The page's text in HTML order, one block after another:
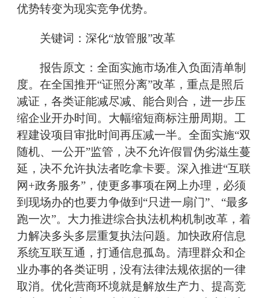
优势转变为现实竞争优势。
关键词：深化“放管服”改革
报告原文：全面实施市场准入负面清单制
度。在全国推开“证照分离”改革，重点是照后
减证，各类证能减尽减、能合则合，进一步压
缩企业开办时间。大幅缩短商标注册周期。工
程建设项目审批时间再压减一半。全面实施“双
随机、一公开”监管，决不允许假冒伪劣滋生蔓
延，决不允许执法者吃拿卡要。深入推进“互联
网+政务服务”，使更多事项在网上办理，必须
到现场办的也要力争做到“只进一扇门”、“最多
跑一次”。大力推进综合执法机构机制改革，着
力解决多头多层重复执法问题。加快政府信息
系统互联互通，打通信息孤岛。清理群众和企
业办事的各类证明，没有法律法规依据的一律
取消。优化营商环境就是解放生产力、提高竞